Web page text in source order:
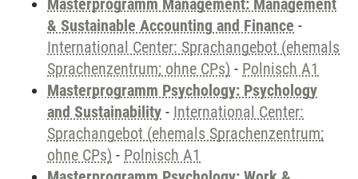
Masterprogramm Management: Management
& Sustainable Accounting and Finance -
International Center: Sprachangebot (ehemals
Sprachenzentrum; ohne CPs) - Polnisch A1
Masterprogramm Psychology: Psychology
and Sustainability - International Center:
Sprachangebot (ehemals Sprachenzentrum;
ohne CPs) - Polnisch A1